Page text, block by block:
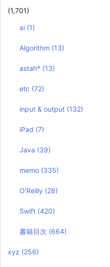
(1,701)
ai (1)
Algorithm (13)
astah* (13)
etc (72)
input & output (132)
iPad (7)
Java (39)
memo (335)
O’Reilly (28)
Swift (420)
書籍目次 (664)
xyz (256)